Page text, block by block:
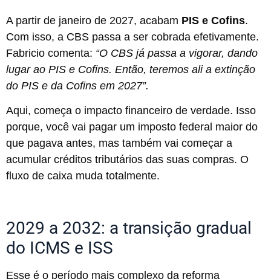
A partir de janeiro de 2027, acabam PIS e Cofins.
Com isso, a CBS passa a ser cobrada efetivamente.
Fabricio comenta: “O CBS já passa a vigorar, dando
lugar ao PIS e Cofins. Então, teremos ali a extinção
do PIS e da Cofins em 2027”.
Aqui, começa o impacto financeiro de verdade. Isso
porque, você vai pagar um imposto federal maior do
que pagava antes, mas também vai começar a
acumular créditos tributários das suas compras. O
fluxo de caixa muda totalmente.
2029 a 2032: a transição gradual
do ICMS e ISS
Esse é o período mais complexo da reforma